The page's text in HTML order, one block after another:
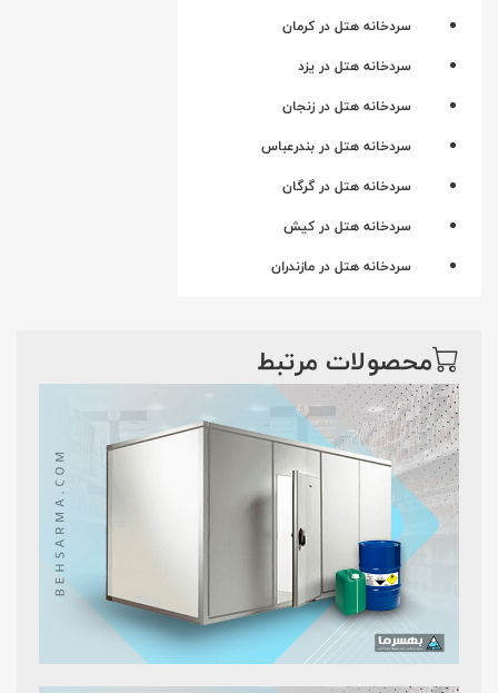
سردخانه هتل در کرمان
سردخانه هتل در یزد
سردخانه هتل در زنجان
سردخانه هتل در بندرعباس
سردخانه هتل در گرگان
سردخانه هتل در کیش
سردخانه هتل در مازندران
محصولات مرتبط